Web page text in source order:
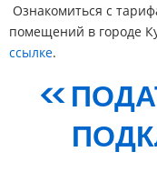
Ознакомиться с
помещений в городе
ссылке.
<<